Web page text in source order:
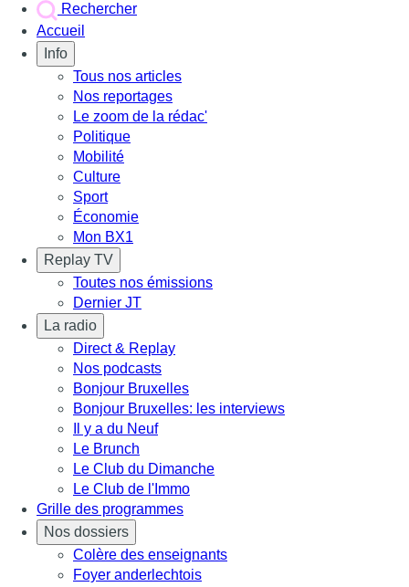
Rechercher
Accueil
Info
Tous nos articles
Nos reportages
Le zoom de la rédac'
Politique
Mobilité
Culture
Sport
Économie
Mon BX1
Replay TV
Toutes nos émissions
Dernier JT
La radio
Direct & Replay
Nos podcasts
Bonjour Bruxelles
Bonjour Bruxelles: les interviews
Il y a du Neuf
Le Brunch
Le Club du Dimanche
Le Club de l'Immo
Grille des programmes
Nos dossiers
Colère des enseignants
Foyer anderlechtois